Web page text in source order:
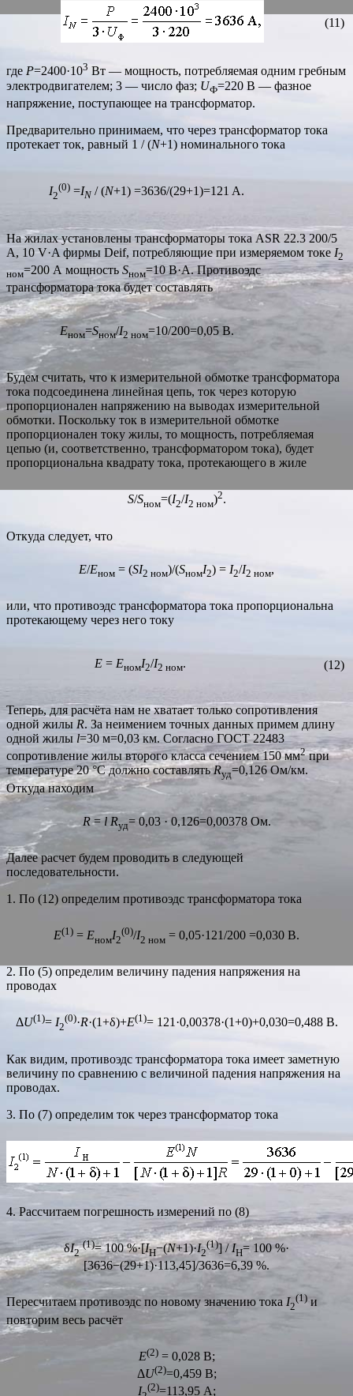
(11)
где P=2400·103 Вт — мощность, потребляемая одним гребным
электродвигателем; 3 — число фаз; UФ=220 В — фазное
напряжение, поступающее на трансформатор.
Предварительно принимаем, что через трансформатор тока
протекает ток, равный 1 / (N+1) номинального тока
I2
(0) =IN / (N+1) =3636/(29+1)=121 A.
На жилах установлены трансформаторы тока ASR 22.3 200/5
A, 10 V·A фирмы Deif, потребляющие при измеряемом токе I2
ном=200 А мощность Sном=10 В·А. Противоэдс
трансформатора тока будет составлять
Eном=Sном/I2 ном=10/200=0,05 В.
Будем считать, что к измерительной обмотке трансформатора
тока подсоединена линейная цепь, ток через которую
пропорционален напряжению на выводах измерительной
обмотки. Поскольку ток в измерительной обмотке
пропорционален току жилы, то мощность, потребляемая
цепью (и, соответственно, трансформатором тока), будет
пропорциональна квадрату тока, протекающего в жиле
S/Sном=(I2/I2 ном)2.
Откуда следует, что
E/Eном = (SI2 ном)/(SномI2) = I2/I2 ном,
или, что противоэдс трансформатора тока пропорциональна
протекающему через него току
E= EномI2/I2 ном. (12)
Теперь, для расчёта нам не хватает только сопротивления
одной жилы R. За неимением точных данных примем длину
одной жилы l=30 м=0,03 км. Согласно ГОСТ 22483
сопротивление жилы второго класса сечением 150 мм2при
температуре 20 °C должно составлятьRуд=0,126 Ом/км.
Откуда находим
R=l Rуд= 0,03 · 0,126=0,00378 Ом.
Далее расчет будем проводить в следующей
последовательности.
1. По (12) определим противоэдс трансформатора тока
E(1) = EномI2
(0)/I2 ном = 0,05·121/200 =0,030 В.
2. По (5) определим величину падения напряжения на
проводах
ΔU(1)= I2
(0)·R·(1+δ)+E(1)= 121·0,00378·(1+0)+0,030=0,488 В.
Как видим, противоэдс трансформатора тока имеет заметную
величину по сравнению с величиной падения напряжения на
проводах.
3. По (7) определим ток через трансформатор тока
4. Рассчитаем погрешность измерений по (8)
δI2
(1)= 100 %·[IН−(N+1)·I2
(1)] / IН= 100 %·
[3636−(29+1)·113,45]/3636=6,39 %.
Пересчитаем противоэдс по новому значению тока I2
(1) и
повторим весь расчёт
E(2)= 0,028 В;
ΔU(2)=0,459 В;
I (2)=113,95 А;